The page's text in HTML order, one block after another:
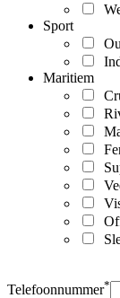
Sport
Maritiem
Telefoonnummer*